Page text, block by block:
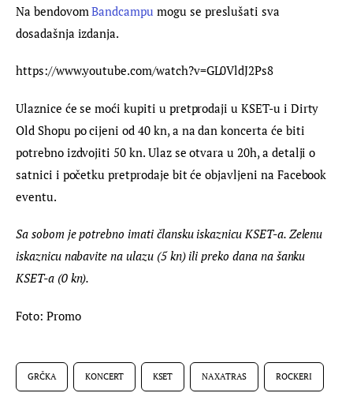
Na bendovom Bandcampu mogu se preslušati sva
dosadašnja izdanja.
https://www.youtube.com/watch?v=GL0VldJ2Ps8
Ulaznice će se moći kupiti u pretprodaji u KSET-u i Dirty
Old Shopu po cijeni od 40 kn, a na dan koncerta će biti
potrebno izdvojiti 50 kn. Ulaz se otvara u 20h, a detalji o
satnici i početku pretprodaje bit će objavljeni na Facebook
eventu.
Sa sobom je potrebno imati člansku iskaznicu KSET-a. Zelenu
iskaznicu nabavite na ulazu (5 kn) ili preko dana na šanku
KSET-a (0 kn).
Foto: Promo
GRČKA KONCERT KSET NAXATRAS ROCKERI